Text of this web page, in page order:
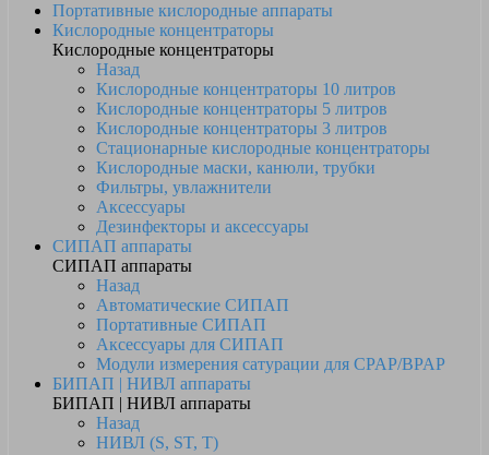
Портативные кислородные аппараты
Кислородные концентраторы
Кислородные концентраторы
Назад
Кислородные концентраторы 10 литров
Кислородные концентраторы 5 литров
Кислородные концентраторы 3 литров
Стационарные кислородные концентраторы
Кислородные маски, канюли, трубки
Фильтры, увлажнители
Аксессуары
Дезинфекторы и аксессуары
СИПАП аппараты
СИПАП аппараты
Назад
Автоматические СИПАП
Портативные СИПАП
Аксессуары для СИПАП
Модули измерения сатурации для CPAP/BPAP
БИПАП | НИВЛ аппараты
БИПАП | НИВЛ аппараты
Назад
НИВЛ (S, ST, T)